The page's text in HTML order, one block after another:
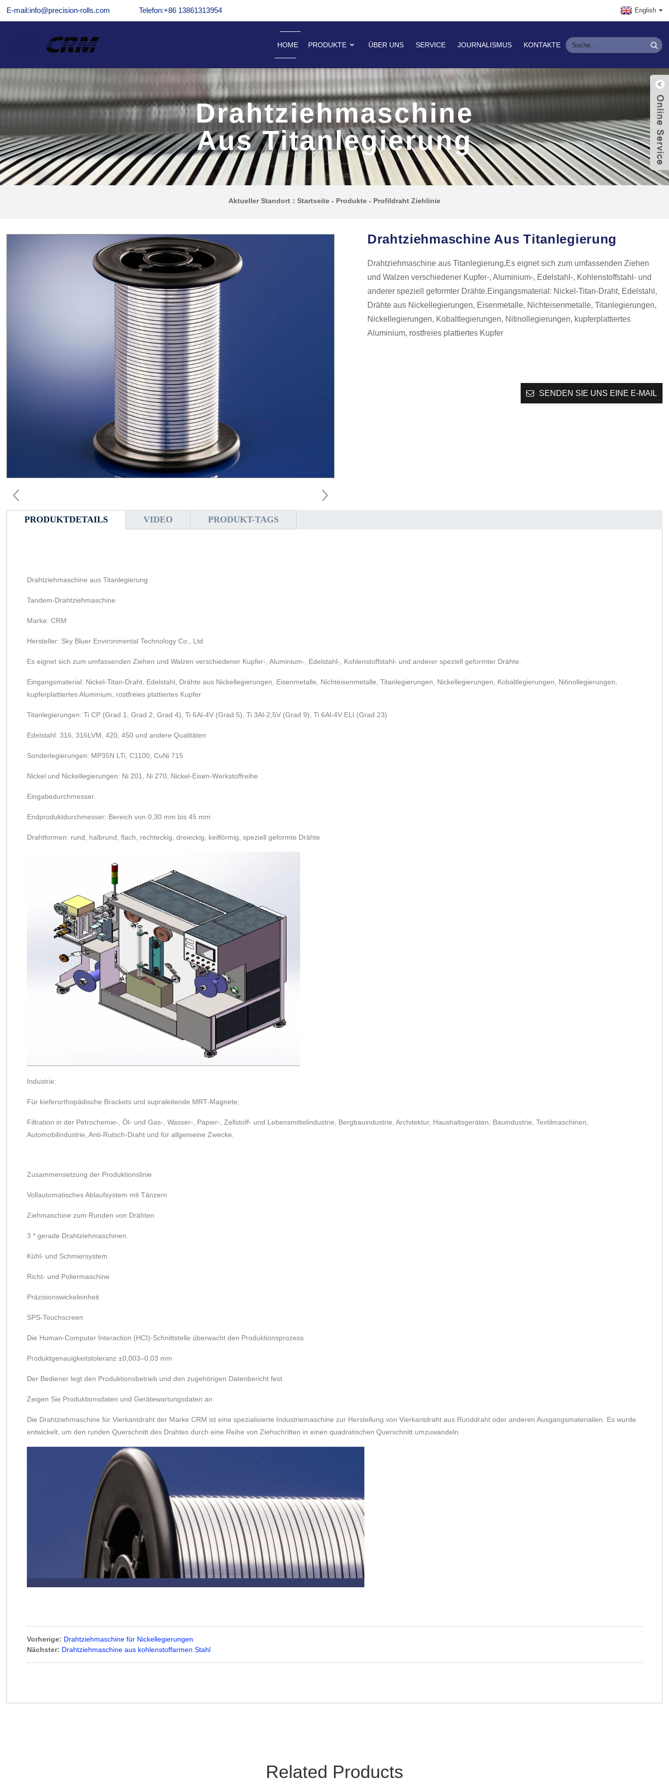
E-mail:info@precision-rolls.com Telefon:+86 13861313954 English
HOME PRODUKTE ÜBER UNS SERVICE JOURNALISMUS KONTAKTE
Drahtziehmaschine
Aus Titanlegierung
Aktueller Standort： Startseite - Produkte - Profildraht Ziehlinie
Drahtziehmaschine Aus Titanlegierung
Drahtziehmaschine aus Titanlegierung,Es eignet sich zum umfassenden Ziehen
und Walzen verschiedener Kupfer-, Aluminium-, Edelstahl-, Kohlenstoffstahl- und
anderer speziell geformter Drähte.Eingangsmaterial: Nickel-Titan-Draht, Edelstahl,
Drähte aus Nickellegierungen, Eisenmetalle, Nichteisenmetalle, Titanlegierungen,
Nickellegierungen, Kobaltlegierungen, Nitinollegierungen, kupferplattiertes
Aluminium, rostfreies plattiertes Kupfer
SENDEN SIE UNS EINE E-MAIL
PRODUKTDETAILS VIDEO PRODUKT-TAGS
Drahtziehmaschine aus Titanlegierung
Tandem-Drahtziehmaschine
Marke: CRM
Hersteller: Sky Bluer Environmental Technology Co., Ltd
Es eignet sich zum umfassenden Ziehen und Walzen verschiedener Kupfer-, Aluminium-, Edelstahl-, Kohlenstoffstahl- und anderer speziell geformter Drähte.
Eingangsmaterial: Nickel-Titan-Draht, Edelstahl, Drähte aus Nickellegierungen, Eisenmetalle, Nichteisenmetalle, Titanlegierungen, Nickellegierungen, Kobaltlegierungen, Nitinollegierungen,
kupferplattiertes Aluminium, rostfreies plattiertes Kupfer
Titanlegierungen: Ti CP (Grad 1, Grad 2, Grad 4), Ti 6Al-4V (Grad 5), Ti 3Al-2,5V (Grad 9), Ti 6Al-4V ELI (Grad 23)
Edelstahl: 316, 316LVM, 420, 450 und andere Qualitäten
Sonderlegierungen: MP35N LTi, C1100, CuNi 715
Nickel und Nickellegierungen: Ni 201, Ni 270, Nickel-Eisen-Werkstoffreihe
Eingabedurchmesser.
Endproduktdurchmesser: Bereich von 0,30 mm bis 45 mm
Drahtformen: rund, halbrund, flach, rechteckig, dreieckig, keilförmig, speziell geformte Drähte
Industrie:
Für kieferorthopädische Brackets und supraleitende MRT-Magnete;
Filtration in der Petrochemie-, Öl- und Gas-, Wasser-, Papier-, Zellstoff- und Lebensmittelindustrie, Bergbauindustrie, Architektur, Haushaltsgeräten, Bauindustrie, Textilmaschinen,
Automobilindustrie, Anti-Rutsch-Draht und für allgemeine Zwecke.
Zusammensetzung der Produktionslinie
Vollautomatisches Ablaufsystem mit Tänzern
Ziehmaschine zum Runden von Drähten
3 * gerade Drahtziehmaschinen.
Kühl- und Schmiersystem
Richt- und Poliermaschine
Präzisionswickeleinheit
SPS-Touchscreen
Die Human-Computer Interaction (HCI)-Schnittstelle überwacht den Produktionsprozess
Produktgenauigkeitstoleranz ±0,003–0,03 mm
Der Bediener legt den Produktionsbetrieb und den zugehörigen Datenbericht fest
Zeigen Sie Produktionsdaten und Gerätewartungsdaten an
Die Drahtziehmaschine für Vierkantdraht der Marke CRM ist eine spezialisierte Industriemaschine zur Herstellung von Vierkantdraht aus Runddraht oder anderen Ausgangsmaterialien. Es wurde
entwickelt, um den runden Querschnitt des Drahtes durch eine Reihe von Ziehschritten in einen quadratischen Querschnitt umzuwandeln
Vorherige: Drahtziehmaschine für Nickellegierungen
Nächster: Drahtziehmaschine aus kohlenstoffarmen Stahl
Related Products